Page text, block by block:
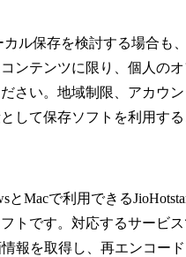
ル保存を検討する場合も
ンテンツに限り、個人の
さい。地域制限、アカウン
して保存ソフトを利用す
とMacで利用できる
トです。対応するサービ
報を取得し、再エンコード